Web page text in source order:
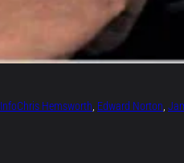
InfoChris Hemsworth Edward Norton